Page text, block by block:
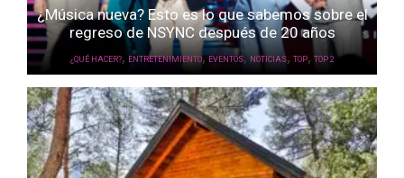
¿Música nueva? Esto es lo que sabemos sobre el
regreso de NSYNC después de 20 años
¿QUÉ HACER?, ENTRETENIMIENTO,EVENTOS, NOTICIAS, TOP, TOP 2